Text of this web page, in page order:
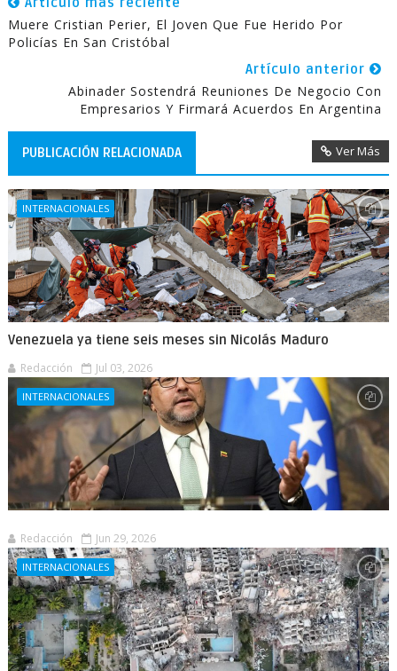
Muere Cristian Perier, El Joven Que Fue Herido Por
Policías En San Cristóbal
Artículo anterior
Abinader Sostendrá Reuniones De Negocio Con
Empresarios Y Firmará Acuerdos En Argentina
PUBLICACIÓN RELACIONADA Ver Más
INTERNACIONALES
Venezuela ya tiene seis meses sin Nicolás Maduro
Redacción Jul 03, 2026
INTERNACIONALES
Redacción Jun 29, 2026
INTERNACIONALES